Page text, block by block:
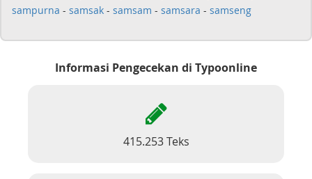
sampurna - samsak - samsam - samsara - samseng
Informasi Pengecekan di Typoonline
415.253 Teks